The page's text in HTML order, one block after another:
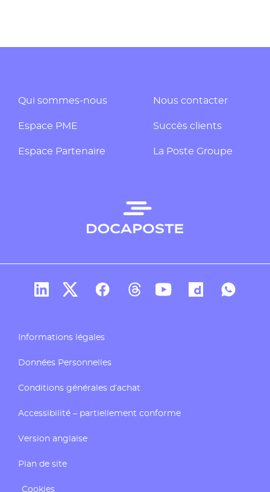
Qui sommes-nous
Espace PME
Espace Partenaire
Nous contacter
Succès clients
La Poste Groupe
Compte Linkedin de Docaposte
Compte X de Docaposte
Compte Facebook de Docaposte
Compte Threads de
Compte Youtube de
CompteCompte
Informations légales
Données Personnelles
Conditions générales d’achat
Accessibilité – partiellement conforme
Version anglaise
Plan de site
Cookies